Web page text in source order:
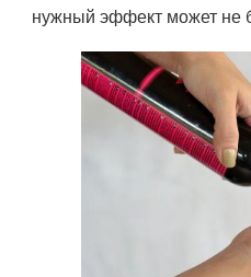
нужный эффект может не